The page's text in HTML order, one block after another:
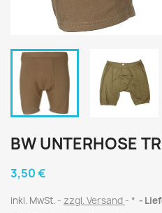
BW UNTERHOSE
3,50 €
inkl. MwSt. zzgl. Versand *